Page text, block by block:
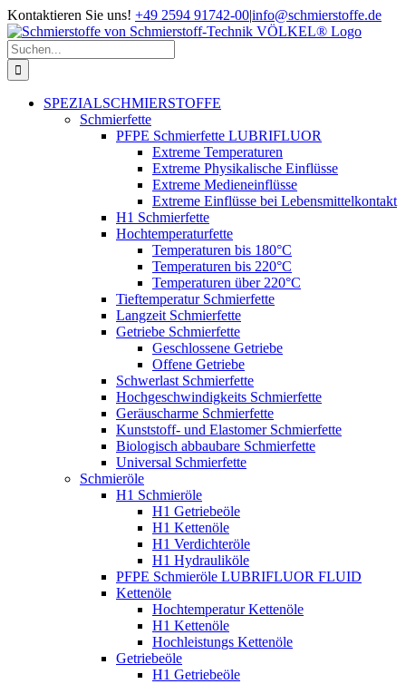
Zum
Inhalt
springen
Kontaktieren Sie uns! +49 2594 91742-00|info@schmierstoffe.de
Suche
nach:
SPEZIALSCHMIERSTOFFE
Schmierfette
PFPE Schmierfette LUBRIFLUOR
Extreme Temperaturen
Extreme Physikalische Einflüsse
Extreme Medieneinflüsse
Extreme Einflüsse bei Lebensmittelkontakt
H1 Schmierfette
Hochtemperaturfette
Temperaturen bis 180°C
Temperaturen bis 220°C
Temperaturen über 220°C
Tieftemperatur Schmierfette
Langzeit Schmierfette
Getriebe Schmierfette
Geschlossene Getriebe
Offene Getriebe
Schwerlast Schmierfette
Hochgeschwindigkeits Schmierfette
Geräuscharme Schmierfette
Kunststoff- und Elastomer Schmierfette
Biologisch abbaubare Schmierfette
Universal Schmierfette
Schmieröle
H1 Schmieröle
H1 Getriebeöle
H1 Kettenöle
H1 Verdichteröle
H1 Hydrauliköle
PFPE Schmieröle LUBRIFLUOR FLUID
Kettenöle
Hochtemperatur Kettenöle
H1 Kettenöle
Hochleistungs Kettenöle
Getriebeöle
H1 Getriebeöle